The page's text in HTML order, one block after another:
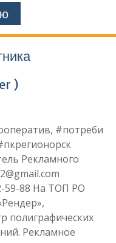
)
#потреби
Рекламного
59-88 На ТОП РО
полиграфических
Рекламное